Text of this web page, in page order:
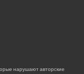
нарушают авторские